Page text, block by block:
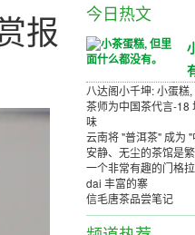
报 今日热文
八达阁小千坤: 小蛋糕
茶师为中国茶代言-18
味
云南将 "普洱茶" 成为
安静、无尘的茶馆是
一个非常有趣的门格
dai 丰富的寨
信毛唐茶品尝笔记